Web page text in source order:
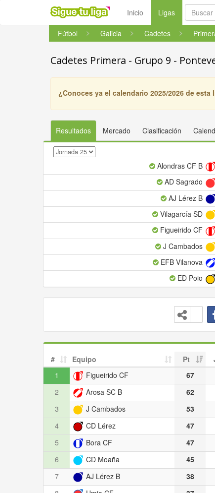
Inicio Ligas(current)
Fútbol Galicia Cadetes
Cadetes Primera - Grupo 9 -
¿Conoces ya el calendario 2025/2026 de esta
Resultados Mercado Clasificación
Alondras CF B
AD Sagrado
AJ Lérez B
Vilagarcía SD
Figueirido CF
J Cambados
EFB Vilanova
ED Poio
# Equipo Pt
1
Figueirido CF 67
2
Arosa SC B 62
3
J Cambados 53
4
CD Lérez 47
5
Bora CF 47
6
CD Moaña 45
7
AJ Lérez B 38